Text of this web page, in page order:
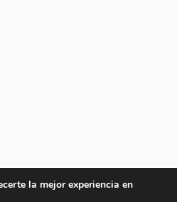
la mejor experiencia en